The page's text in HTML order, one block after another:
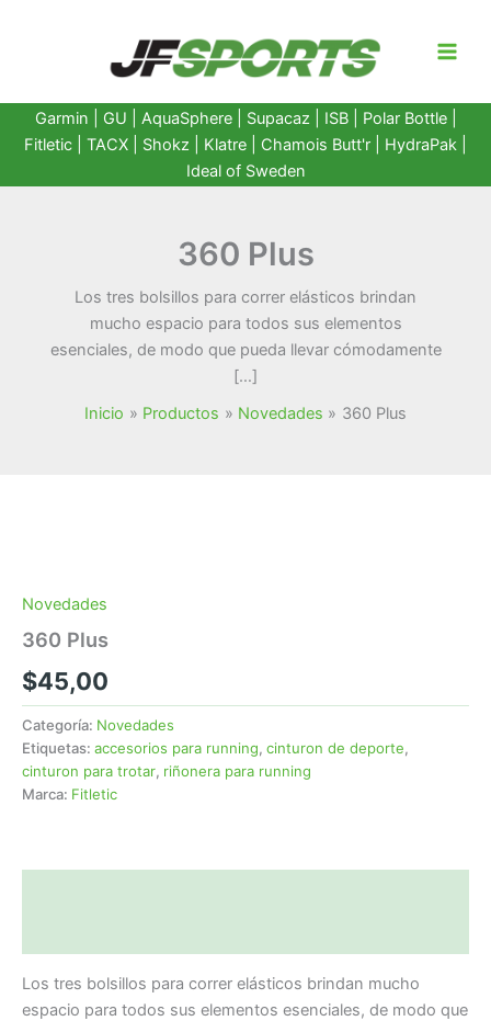
Garmin GU AquaSphere| Supacaz | ISB | Polar Bottle|
Fitletic
TACX Shokz Klatre Chamois Butt'r HydraPak
Ideal of Sweden
360 Plus
Los tres bolsillos para correr elásticos brindan
mucho espacio para todos sus elementos
esenciales, de modo que pueda llevar cómodamente
[…]
Inicio
Productos Novedades 360 Plus
Novedades
360 Plus
$45,00
Categoría: Novedades
Etiquetas: accesorios para running, cinturon de deporte,
cinturon para trotar, riñonera para running
Marca: Fitletic
Los tres bolsillos para correr elásticos brindan mucho
espacio para todos sus elementos esenciales, de modo que